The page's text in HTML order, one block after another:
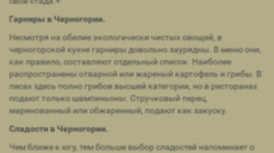
Гарниры в Черногории.
Несмотря на обилие экологически чистых овощей, в
черногорской кухне гарниры довольно заурядны. В меню они,
как правило, составляют отдельный список. Наиболее
распространены отварной или жареный картофель и грибы. В
лесах здесь полно грибов высшей категории, но в ресторанах
подают только шампиньоны. Стручковый перец,
маринованный или обжаренный, подают как закуску.
Сладости в Черногории.
Чем ближе к югу, тем больше выбор сладостей напоминает о